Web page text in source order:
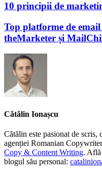
10 principii de
Top platforme de
theMarketer și
Cătălin Ionașcu
Cătălin este pasionat de
agenției Romanian
Copy & Content Writing. Află
blogul său personal: